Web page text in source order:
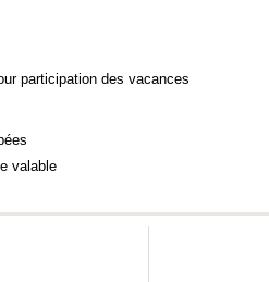
participation des vacances
valable